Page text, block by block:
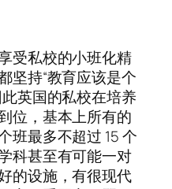
受私校的小班化精
坚持“教育应该是个
英国的私校在培养
位，基本上所有的
班最多不超过 15 个
科甚至有可能一对
的设施，有很现代